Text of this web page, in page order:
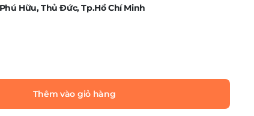
Hữu, Thủ Đức, Tp.Hồ Chí Minh
Thêm vào giỏ hàng